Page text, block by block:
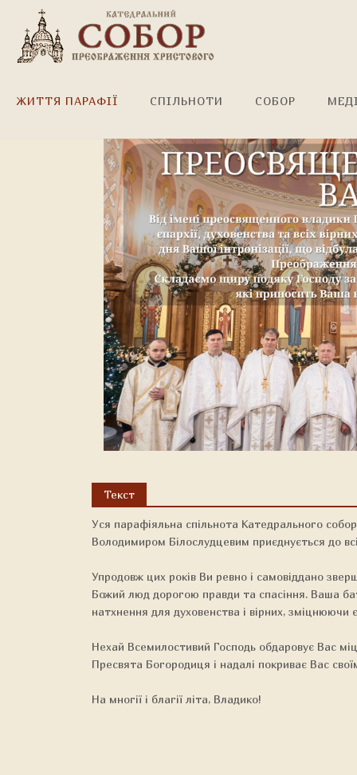
ЖИТТЯ ПАРАФІЇ СПІЛЬНОТИ СОБОР
Текст
Уся парафіяльна спільнота Катедрального
Володимиром Білослудцевим приєднується до
Упродовж цих років Ви ревно і самовіддано
Божий люд дорогою правди та спасіння. Ваша
натхнення для духовенства і вірних, зміцнюючи
Нехай Всемилостивий Господь обдаровує Вас
Пресвята Богородиця і надалі покриває Вас
На многії і благії літа, Владико!